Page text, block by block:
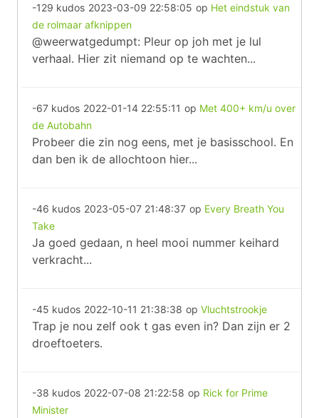
-129 kudos 2023-03-09 22:58:05 op Het eindstuk van
de rolmaar afknippen
@weerwatgedumpt: Pleur op joh met je lul
verhaal. Hier zit niemand op te wachten...
-67 kudos 2022-01-14 22:55:11 op Met 400+ km/u over
de Autobahn
Probeer die zin nog eens, met je basisschool. En
dan ben ik de allochtoon hier...
-46 kudos 2023-05-07 21:48:37 op Every Breath You
Take
Ja goed gedaan, n heel mooi nummer keihard
verkracht...
-45 kudos 2022-10-11 21:38:38 op Vluchtstrookje
Trap je nou zelf ook t gas even in? Dan zijn er 2
droeftoeters.
-38 kudos 2022-07-08 21:22:58 op Rick for Prime
Minister